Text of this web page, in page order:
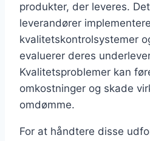
produkter, der leveres.
leverandører
kvalitetskontrolsystemer
evaluerer deres
Kvalitetsproblemer kan
omkostninger og skade
omdømme.
For at håndtere disse